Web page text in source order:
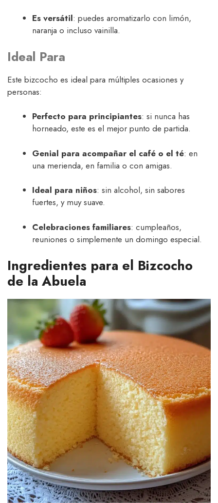
Es versátil: puedes aromatizarlo con limón,
naranja o incluso vainilla.
Ideal Para
Este bizcocho es ideal para múltiples ocasiones y
personas:
Perfecto para principiantes: si nunca has
horneado, este es el mejor punto de partida.
Genial para acompañar el café o el té: en
una merienda, en familia o con amigas.
Ideal para niños: sin alcohol, sin sabores
fuertes, y muy suave.
Celebraciones familiares: cumpleaños,
reuniones o simplemente un domingo especial.
Ingredientes para el Bizcocho
de la Abuela